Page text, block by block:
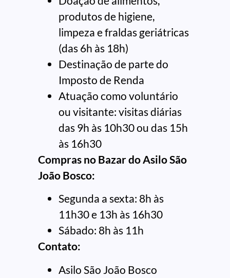
produtos de higiene,
limpeza e fraldas geriátricas
(das 6h às 18h)
Destinação de parte do
Imposto de Renda
Atuação como voluntário
ou visitante: visitas diárias
das 9h às 10h30 ou das 15h
às 16h30
Compras no Bazar do Asilo São
João Bosco:
Segunda a sexta: 8h às
11h30 e 13h às 16h30
Sábado: 8h às 11h
Contato:
Asilo São João Bosco